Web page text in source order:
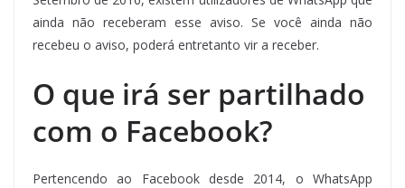
ainda não receberam esse aviso. Se você ainda não
recebeu o aviso, poderá entretanto vir a receber.
O que irá ser partilhado
com o Facebook?
Pertencendo ao Facebook desde 2014, o WhatsApp